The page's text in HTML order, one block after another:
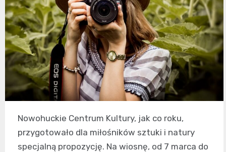
Nowohuckie Centrum Kultury, jak co roku,
przygotowało dla miłośników sztuki i natury
specjalną propozycję. Na wiosnę, od 7 marca do